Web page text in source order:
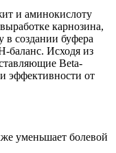
и аминокислоту
карнозина,
в создании буфера
баланс. Исходя из
Beta-
эффективности от
уменьшает болевой